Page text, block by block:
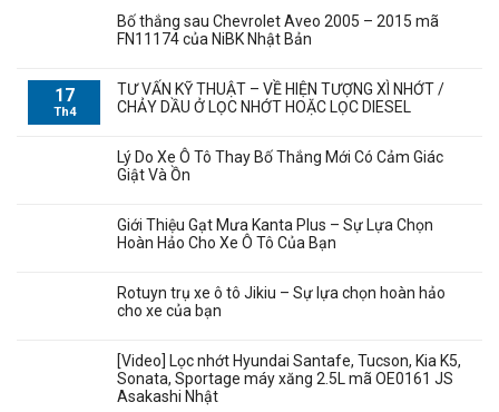
Bố thắng sau Chevrolet Aveo 2005 – 2015 mã
FN11174 của NiBK Nhật Bản
17
Th4
TƯ VẤN KỸ THUẬT – VỀ HIỆN TƯỢNG XÌ NHỚT /
CHẢY DẦU Ở LỌC NHỚT HOẶC LỌC DIESEL
Lý Do Xe Ô Tô Thay Bố Thắng Mới Có Cảm Giác
Giật Và Ồn
Giới Thiệu Gạt Mưa Kanta Plus – Sự Lựa Chọn
Hoàn Hảo Cho Xe Ô Tô Của Bạn
Rotuyn trụ xe ô tô Jikiu – Sự lựa chọn hoàn hảo
cho xe của bạn
[Video] Lọc nhớt Hyundai Santafe, Tucson, Kia K5,
Sonata, Sportage máy xăng 2.5L mã OE0161 JS
Asakashi Nhật